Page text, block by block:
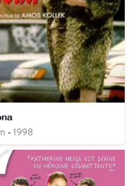
• 1998